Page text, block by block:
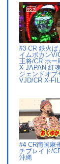
#3 CR 鉄火ば
イムボカンV/
王将/CR ホー
X JAPAN 紅
ジェンドオブ
VJD/CR X-
#4 CR南国麻
チブレイド/
沖縄